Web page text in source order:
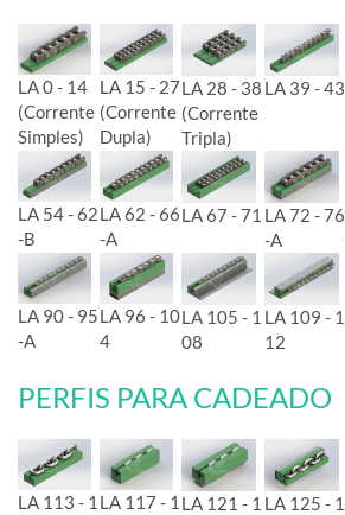
LA 0 - 14
(Corrente
Simples)
LA 15 - 27
(Corrente
Dupla)
LA 28 - 38
(Corrente
Tripla)
LA 39 - 43
LA 54 - 62
-B
LA 62 - 66
-A
LA 67 - 71 LA 72 - 76
-A
LA 90 - 95
-A
LA 96 - 10
4
LA 105 - 1
08
LA 109 - 1
12
PERFIS PARA CADEADO
LA 113 - 1 LA 117 - 1 LA 121 - 1 LA 125 - 1